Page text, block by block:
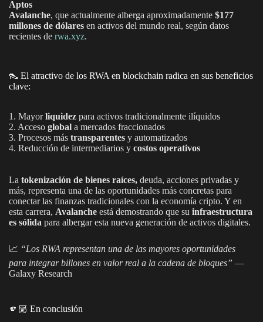
Aptos
Avalanche, que actualmente alberga aproximadamente $177
millones de dólares en activos del mundo real, según datos
recientes de rwa.xyz.
👠 El atractivo de los RWA en blockchain radica en sus beneficios
clave:
1. Mayorliquidez para activos tradicionalmente ilíquidos
2. Acceso global a mercados fraccionados
3. Procesos más transparentes y automatizados
4. Reducción de intermediarios y costos operativos
La tokenización de bienes raíces, deuda, acciones privadas y
más, representa una de las oportunidades más concretas para
conectar las finanzas tradicionales con la economía cripto. Y en
esta carrera, Avalanche está demostrando que su infraestructura
es sólida para albergar esta nueva generación de activos digitales.
📈 “Los RWA representan una de las mayores oportunidades
para integrar billones en valor real a la cadena de bloques” —
Galaxy Research
🫵🏼 En conclusión